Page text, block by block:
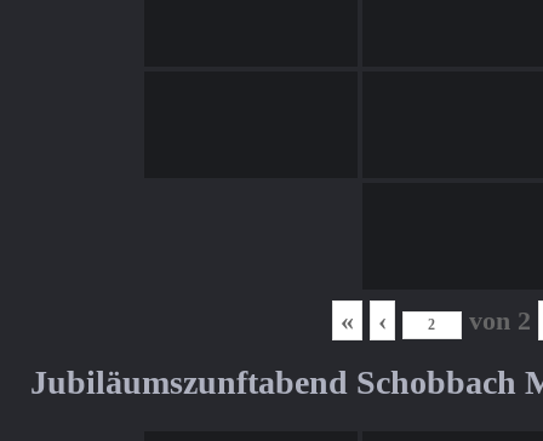
« ‹ von 2
Jubiläumszunftabend Schobbach